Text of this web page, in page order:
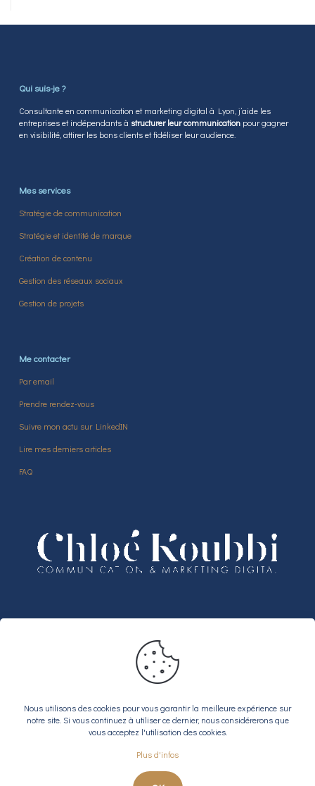
Qui suis-je ?
Consultante en communication et marketing digital à Lyon, j’aide les
entreprises et indépendants à structurer leur communication pour gagner
en visibilité, attirer les bons clients et fidéliser leur audience.
Mes services
Stratégie de communication
Stratégie et identité de marque
Création de contenu
Gestion des réseaux sociaux
Gestion de projets
Me contacter
Par email
Prendre rendez-vous
Suivre mon actu sur LinkedIN
Lire mes derniers articles
FAQ
Bénéficiez de 3 mois offerts sur votreabonnement Notion Business
Site web réalisé parOsmino
Nous utilisons des cookies pour vous garantir la meilleure expérience sur
notre site. Si vous continuez à utiliser ce dernier, nous considérerons que
vous acceptez l'utilisation des cookies.
Plus d'infos